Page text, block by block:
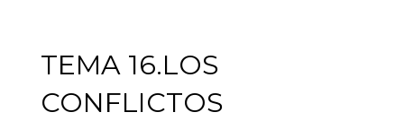
TEMA 16.LOS
CONFLICTOS